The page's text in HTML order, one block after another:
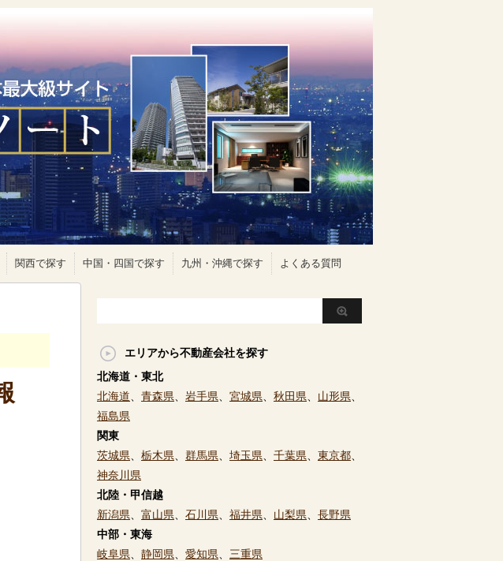
関西で探す 中国・四国で探す 九州・沖縄で探す よくある質問
エリアから不動産会社を探す
北海道・東北
北海道
青森県 岩手県 宮城県 秋田県 山形県
福島県
関東
茨城県
栃木県 群馬県 埼玉県 千葉県 東京都
神奈川県
北陸・甲信越
新潟県
富山県 石川県 福井県 山梨県
長野県
中部・東海
岐阜県
静岡県 愛知県
三重県